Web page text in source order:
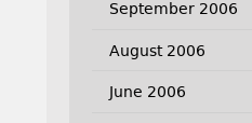
September 2006
August 2006
June 2006